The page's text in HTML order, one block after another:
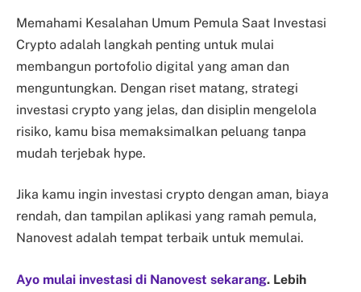
Memahami Kesalahan Umum Pemula Saat Investasi
Crypto adalah langkah penting untuk mulai
membangun portofolio digital yang aman dan
menguntungkan. Dengan riset matang, strategi
investasi crypto yang jelas, dan disiplin mengelola
risiko, kamu bisa memaksimalkan peluang tanpa
mudah terjebak hype.
Jika kamu ingin investasi crypto dengan aman, biaya
rendah, dan tampilan aplikasi yang ramah pemula,
Nanovest adalah tempat terbaik untuk memulai.
Ayo mulai investasi di Nanovest sekarang. Lebih